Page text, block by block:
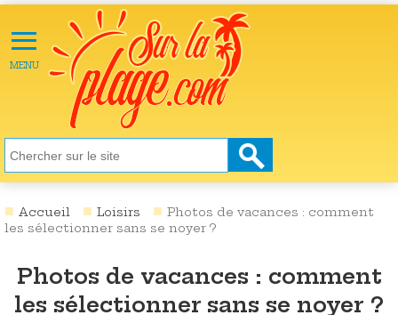
≡
MENU
ACTU
LOISIRS
NATURE
ÉCOLOGIE
SANTÉ
SOCIÉTÉ
CULTURE
DESTINATIONS
Accueil Loisirs
Photos de vacances : comment
les sélectionner sans se noyer ?
Photos de vacances : comment
les sélectionner sans se noyer ?